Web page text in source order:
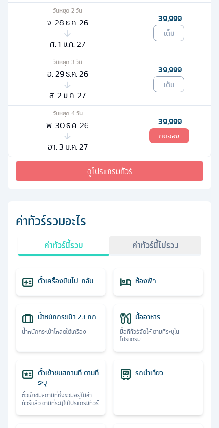
วันหยุด 2วัน
จ. 28 ธ.ค. 26
ศ. 1 ม.ค. 27
39,999
เต็ม
วันหยุด 3วัน
อ. 29 ธ.ค. 26
ส. 2 ม.ค. 27
39,999
เต็ม
วันหยุด 4วัน
พ. 30 ธ.ค. 26
อา. 3 ม.ค. 27
39,999
กดจอง
ดูโปรแกรมทัวร์
ค่าทัวร์รวมอะไร
ค่าทัวร์นี้รวม ค่าทัวร์นี้ไม่รวม
ตั๋วเครื่องบินไป-กลับ ห้องพัก
น้ำหนักกระเป๋า 23 กก.
น้ำหนักกระเป๋าโหลดใต้เครื่อง
มื้ออาหาร
มื้อที่ทัวร์จัดให้ ตามที่ระบุใน
โปรแกรม
ตั๋วเข้าชมสถานที่ ตามที่
ระบุ
ตั๋วเข้าชมสถานที่ซึ่งรวมอยู่ในค่า
ทัวร์แล้ว ตามที่ระบุในโปรแกรมทัวร์
รถนำเที่ยว